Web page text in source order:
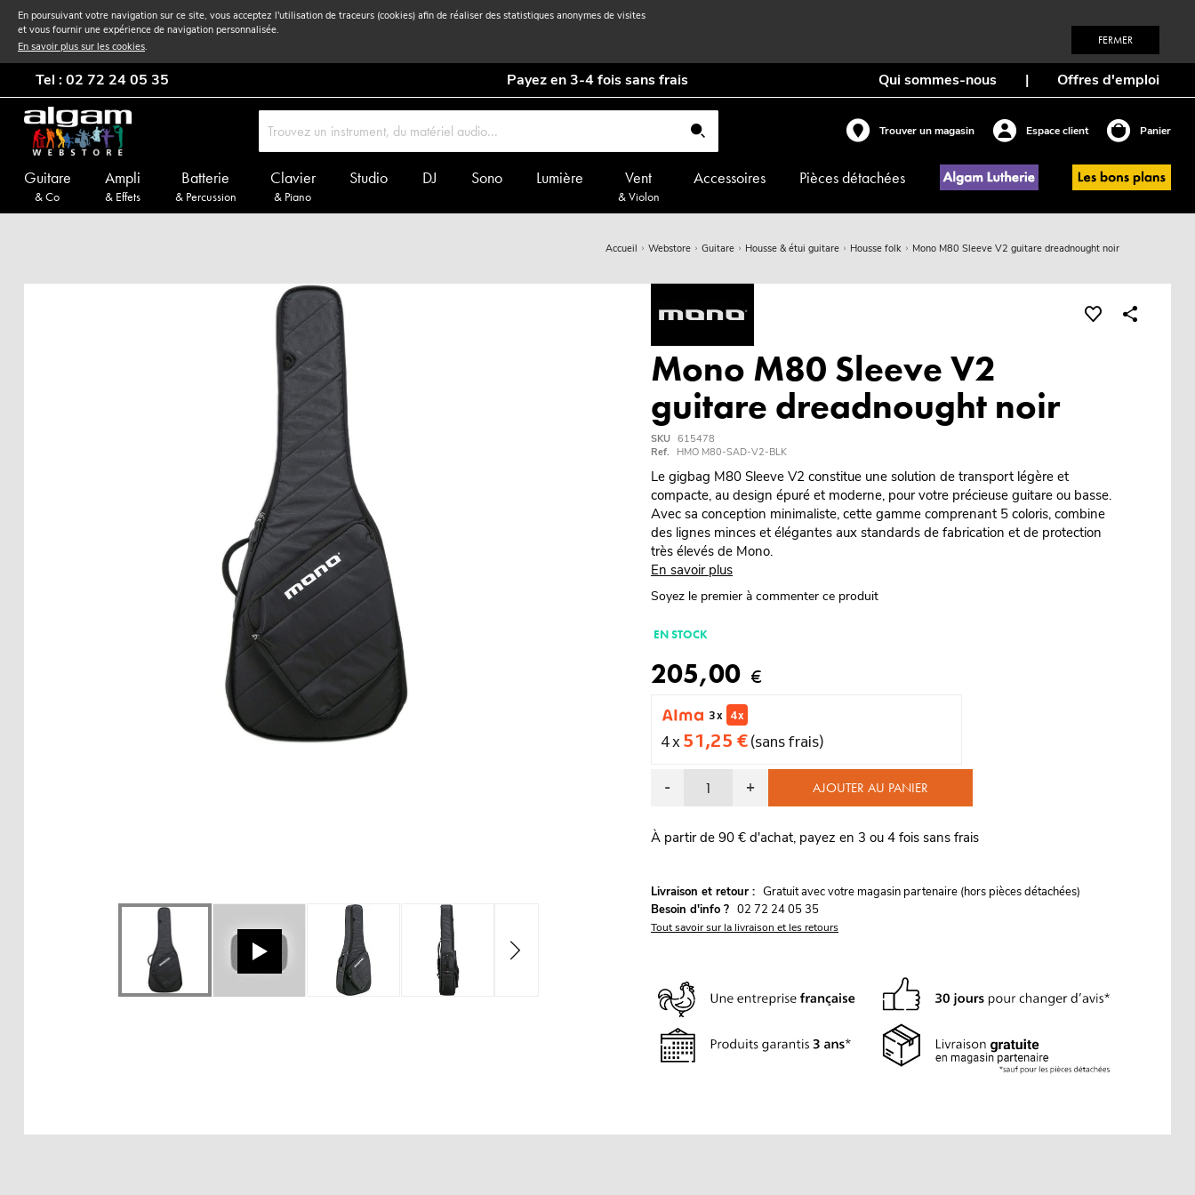
En poursuivant votre navigation sur ce site, vous acceptez l'utilisation de traceurs (cookies) afin de réaliser des statistiques anonymes de visites
et vous fournir une expérience de navigation personnalisée.
En savoir plus sur les cookies. FERMER
Tel : 02 72 24 05 35 Payez en 3-4 fois sans frais Qui sommes-nous | Offres d'emploi
Trouver un magasin Espace client Panier
Guitare
& Co
Ampli
& Effets
Batterie
& Percussion
Clavier
& Piano
Studio DJ Sono Lumière Vent
& Violon
Accessoires Pièces détachées
Accueil Webstore Guitare Housse & étui guitare Housse folk Mono M80 Sleeve V2 guitare dreadnought noir
Mono M80 Sleeve V2
guitare dreadnought noir
SKU 615478
Ref.
HMO M80-SAD-V2-BLK
Le gigbag M80 Sleeve V2 constitue une solution de transport légère et
compacte, au design épuré et moderne, pour votre précieuse guitare ou basse.
Avec sa conception minimaliste, cette gamme comprenant 5 coloris, combine
des lignes minces et élégantes aux standards de fabrication et de protection
très élevés de Mono.
En savoir plus
Soyez le premier à commenter ce produit
EN STOCK
205,00 €
3 x 4 x
4 x 51,25 €(sans frais)
- + AJOUTER AU PANIER
À partir de 90 € d'achat, payez en 3 ou 4 fois sans frais
Livraison et retour : Gratuit avec votre magasin partenaire (hors pièces détachées)
Besoin d'info ? 02 72 24 05 35
Tout savoir sur la livraison et les retours